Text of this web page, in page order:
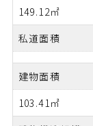
149.12㎡
私道面積
建物面積
103.41㎡